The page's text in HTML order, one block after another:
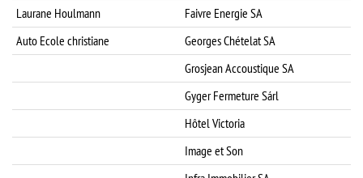
Laurane Houlmann
Faivre Energie SA
Auto Ecole christiane
Georges Chételat SA
Grosjean Accoustique SA
Gyger Fermeture Sárl
Hôtel Victoria
Image et Son